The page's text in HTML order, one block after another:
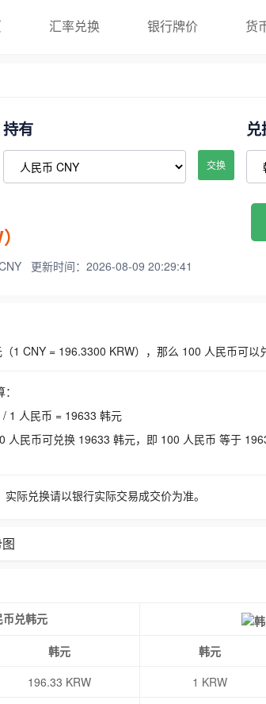
汇率兑换 银行牌价 货
持有
交换
兑
更新时间：2026-08-09 20:29:41
1 CNY = 196.3300 KRW），那么 100 人民币可以
1 人民币 = 19633 韩元
人民币可兑换 19633 韩元，即 100 人民币 等于
际兑换请以银行实际交易成交价为准。
兑韩元
韩元 韩元
196.33 KRW 1 KRW